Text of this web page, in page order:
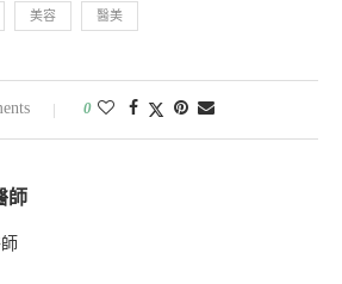
美容 醫美
0
師